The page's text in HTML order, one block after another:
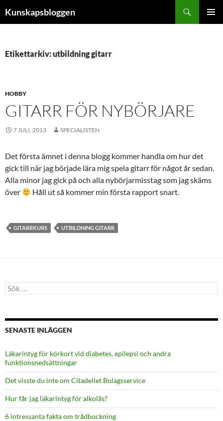
tillKunskapsbloggen
Etikettarkiv: utbildning gitarr
HOBBY
GITARR FÖR NYBÖRJARE
7 JULI, 2013 SPECIALISTEN
Det första ämnet i denna blogg kommer handla om hur det
gick till när jag började lära mig spela gitarr för något år sedan.
Alla minor jag gick på och alla nybörjarmisstag som jag skäms
över
Håll ut så kommer min första rapport snart.
GITARRKURS UTBILDNING GITARR
Sök
efter:
SENASTE INLÄGGEN
Läkarintyg för körkort vid diabetes, epilepsi och andra
funktionsnedsättningar
Det visste du inte om Citadellet Bolagsservice
Hur får jag läkarintyg för alkolås?
6 intressanta fakta om trådbockning